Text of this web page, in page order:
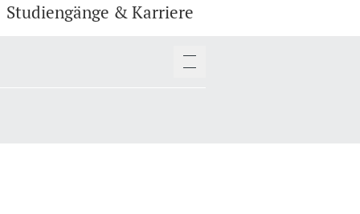
Studiengänge & Karriere